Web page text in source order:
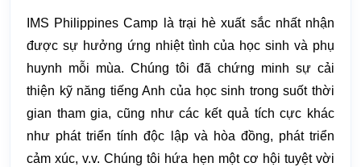
IMS Philippines Camp là trại hè xuất sắc nhất nhận
được sự hưởng ứng nhiệt tình của học sinh và phụ
huynh mỗi mùa. Chúng tôi đã chứng minh sự cải
thiện kỹ năng tiếng Anh của học sinh trong suốt thời
gian tham gia, cũng như các kết quả tích cực khác
như phát triển tính độc lập và hòa đồng, phát triển
cảm xúc, v.v. Chúng tôi hứa hẹn một cơ hội tuyệt vời